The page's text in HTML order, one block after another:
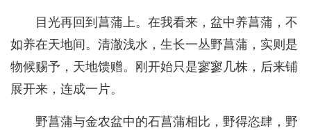
目光再回到菖蒲上。在我看来，盆中养菖蒲，不
如养在天地间。清澈浅水，生长一丛野菖蒲，实则是
物候赐予，天地馈赠。刚开始只是寥寥几株，后来铺
展开来，连成一片。
野菖蒲与金农盆中的石菖蒲相比，野得恣肆，野